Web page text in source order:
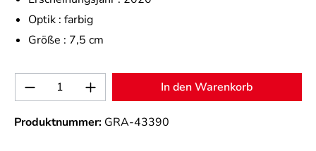
Optik : farbig
Größe : 7,5 cm
Produkt Anzahl: Gib den gewünschten
In den Warenkorb
Produktnummer: GRA-43390